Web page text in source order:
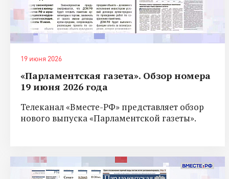
19 июня 2026
«Парламентская газета». Обзор номера
19 июня 2026 года
Телеканал «Вместе-РФ» представляет обзор
нового выпуска «Парламентской газеты».